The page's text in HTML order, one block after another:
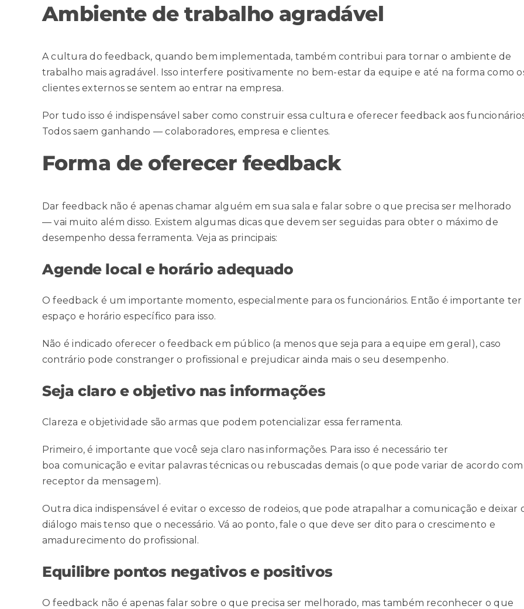
Ambiente de trabalho agradável
A cultura do feedback, quando bem implementada, também contribui para tornar o ambiente de
trabalho mais agradável. Isso interfere positivamente no bem-estar da equipe e até na forma como
clientes externos se sentem ao entrar na empresa.
Por tudo isso é indispensável saber como construir essa cultura e oferecer feedback aos
Todos saem ganhando — colaboradores, empresa e clientes.
Forma de oferecer feedback
Dar feedback não é apenas chamar alguém em sua sala e falar sobre o que precisa ser melhorado
— vai muito além disso. Existem algumas dicas que devem ser seguidas para obter o máximo de
desempenho dessa ferramenta. Veja as principais:
Agende local e horário adequado
O feedback é um importante momento, especialmente para os funcionários. Então é importante ter
espaço e horário específico para isso.
Não é indicado oferecer o feedback em público (a menos que seja para a equipe em geral), caso
contrário pode constranger o profissional e prejudicar ainda mais o seudesempenho.
Seja claro e objetivo nas informações
Clareza e objetividade são armas que podem potencializar essa ferramenta.
Primeiro, é importante que você seja claro nas informações. Para isso é necessário ter
boa comunicação e evitar palavras técnicas ou rebuscadas demais (o que pode variar de acordo
receptor da mensagem).
Outra dica indispensável é evitar o excesso de rodeios, que pode atrapalhar a comunicação e deixar
diálogo mais tenso que o necessário. Vá ao ponto, fale o que deve ser dito para o crescimento e
amadurecimento do profissional.
Equilibre pontos negativos e positivos
O feedback não é apenas falar sobre o que precisa ser melhorado, mas também reconhecer o que